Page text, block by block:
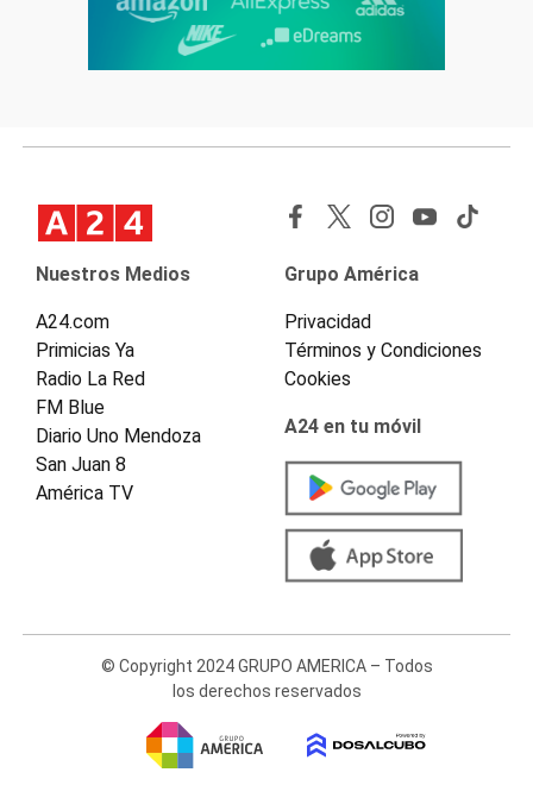
Nuestros Medios
A24.com
Primicias Ya
Radio La Red
FM Blue
Diario Uno Mendoza
San Juan 8
América TV
Grupo América
Privacidad
Términos y Condiciones
Cookies
A24 en tu móvil
© Copyright 2024 GRUPO AMERICA – Todos
los derechos reservados